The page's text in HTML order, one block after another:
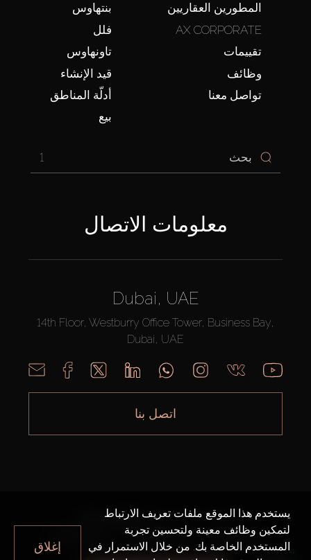
بنتهاوس
فلل
تاونهاوس
قيد الإنشاء
أدلّة المناطق
بيع
المطورين العقاريين
AX CORPORATE
تقييمات
وظائف
تواصل معنا
1
معلومات الاتصال
Dubai, UAE
14th Floor, Westburry Office Tower, Business Bay,
Dubai, UAE
اتصل بنا
AX CAPITAL ©2026 جميع الحقوق محفوظة
سياسة الخصوصية خريطة الموقع
يستخدم هذا الموقع ملفات تعريف الارتباط
لتمكين وظائف معينة ولتحسين تجربة
المستخدم الخاصة بك. من خلال الاستمرار في
إغلاق